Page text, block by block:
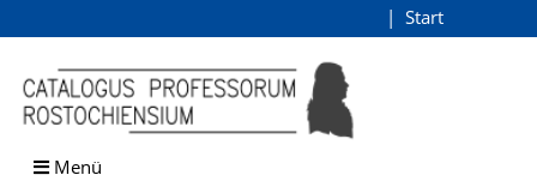
Browsen
direkt zum Inhalt
Start
Menü